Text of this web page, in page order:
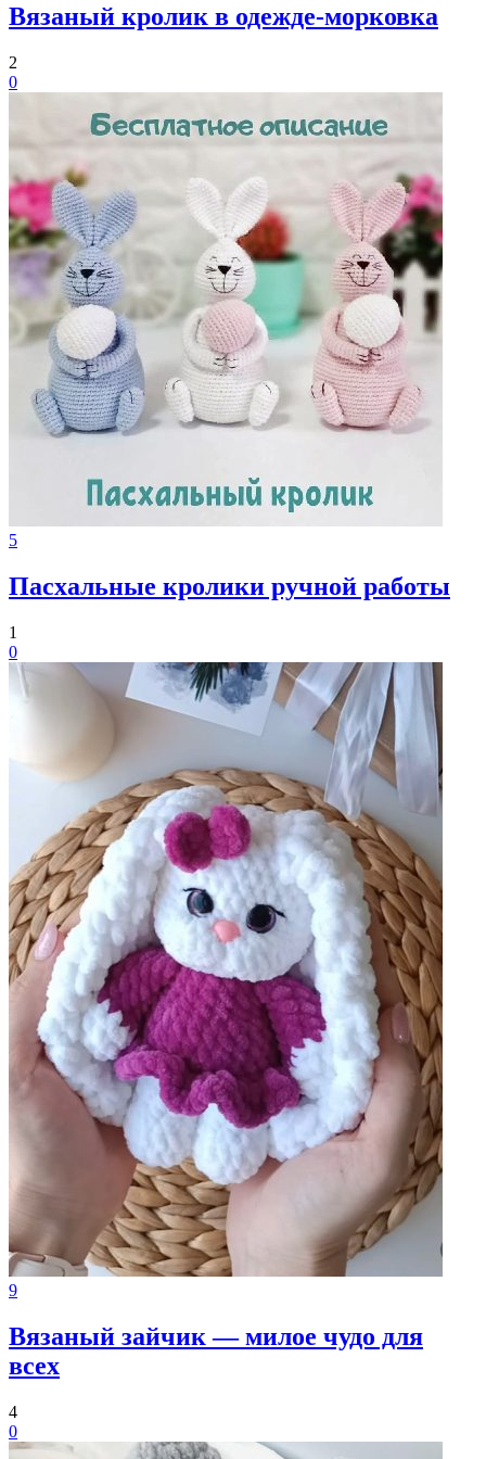
Вязаный кролик в одежде-морковка
2
0
5
Пасхальные кролики ручной работы
1
0
9
Вязаный зайчик — милое чудо для
всех
4
0